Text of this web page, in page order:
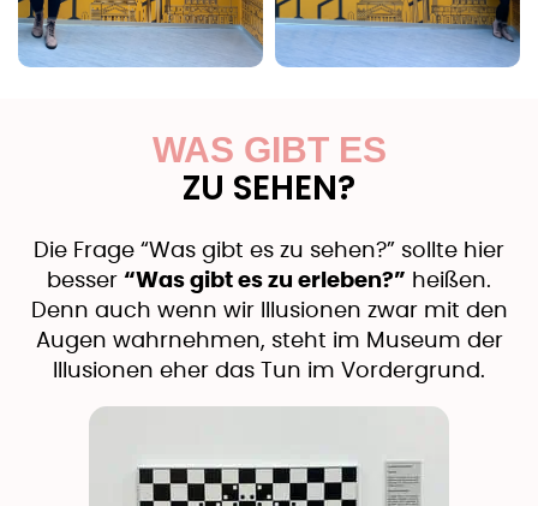
WAS GIBT ES
ZU SEHEN?
Die Frage “Was gibt es zu sehen?” sollte hier
besser “Was gibt es zu erleben?” heißen.
Denn auch wenn wir Illusionen zwar mit den
Augen wahrnehmen, steht im Museum der
Illusionen eher das Tun im Vordergrund.